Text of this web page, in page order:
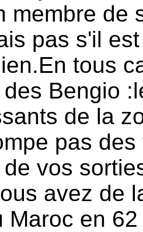
membre de
pas s'il
tous
Bengio
de la
pas
vos
avez de
Maroc en